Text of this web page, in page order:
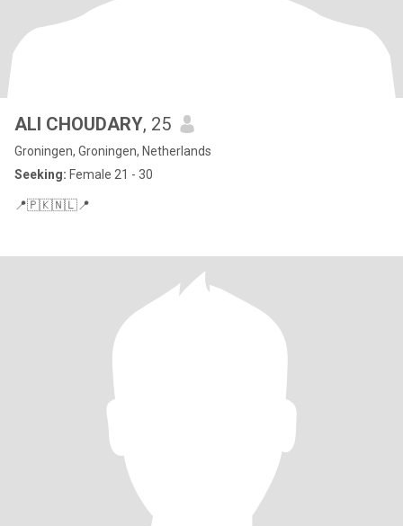
ALI CHOUDARY, 25
Groningen, Groningen, Netherlands
Seeking: Female 21 - 30
📍🇵🇰🇳🇱📍